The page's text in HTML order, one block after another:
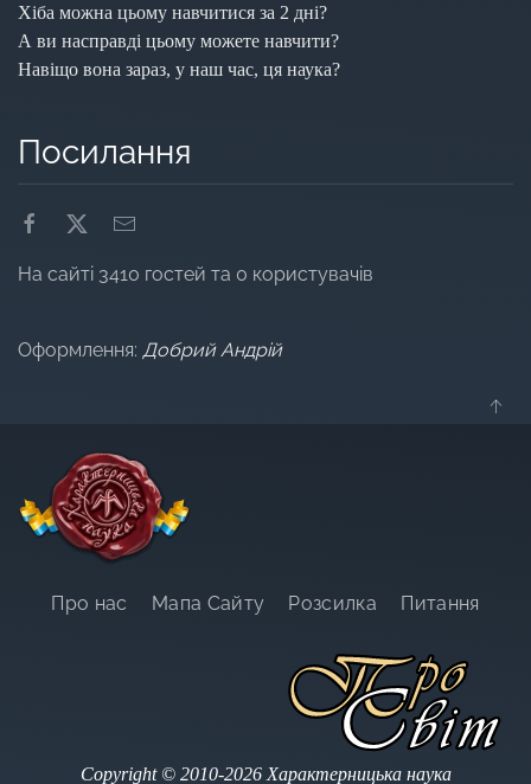
Хіба можна цьому навчитися за 2 дні?
А ви насправді цьому можете навчити?
Навіщо вона зараз, у наш час, ця наука?
Посилання
На сайті 3410 гостей та 0 користувачів
Оформлення: Добрий Андрій
Про нас Мапа Сайту Розсилка Питання
Copyright © 2010-2026 Характерницька наука